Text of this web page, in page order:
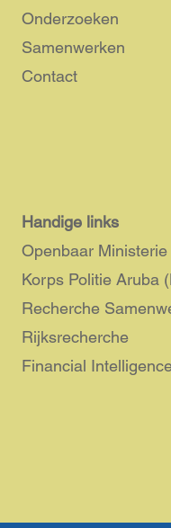
Onderzoeken
Samenwerken
Contact
Handige links
Openbaar
Korps Politie Aruba
Recherche
Rijksrecherche
Financial